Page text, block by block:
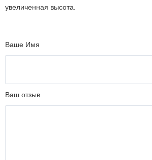
увеличенная высота.
Ваше Имя
Ваш отзыв